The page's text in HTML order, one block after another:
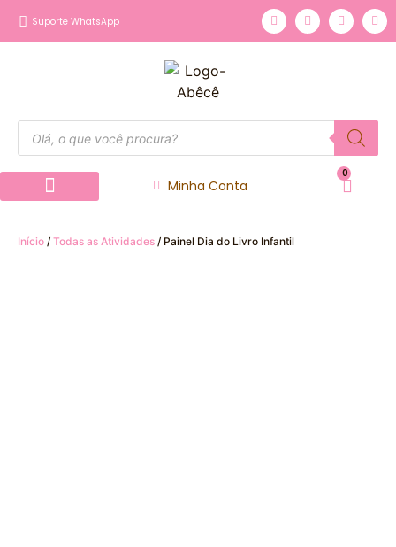
Suporte WhatsApp
Minha Conta
0
Início / Todas as Atividades / Painel Dia do Livro Infantil